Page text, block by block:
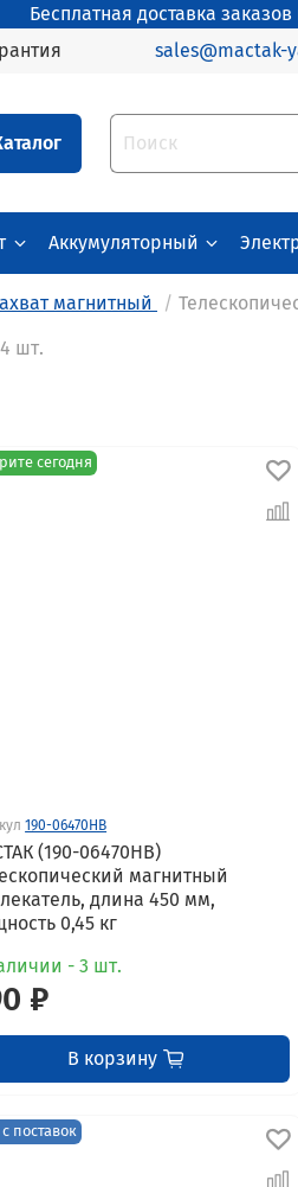
Бесплатная доставка
sales@mactak-
Аккумуляторный
магнитный
4 шт.
сегодня
190-06470HB
(190-06470HB)
магнитный
длина 450 мм,
0,45 кг
- 3 шт.
₽
В корзину
поставок